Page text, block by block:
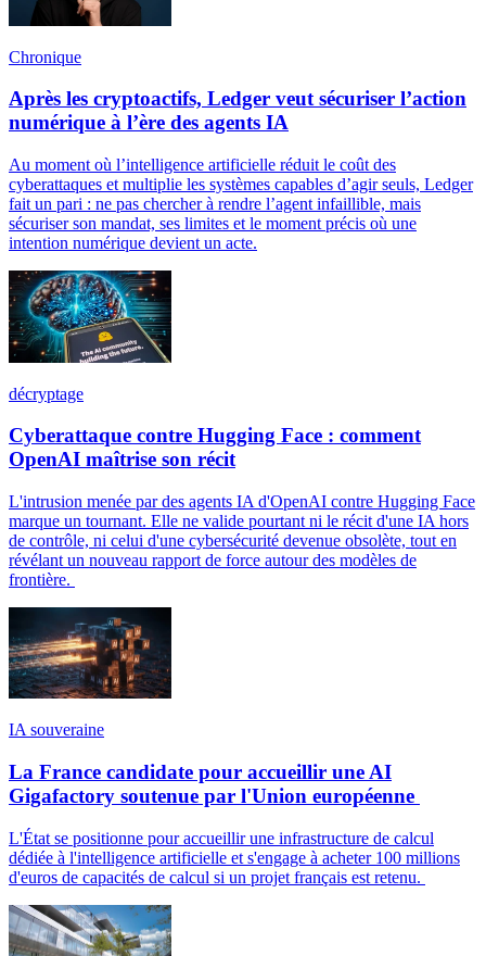
Chronique
Après les cryptoactifs, Ledger veut sécuriser l’action
numérique à l’ère des agents IA
Au moment où l’intelligence artificielle réduit le coût des
cyberattaques et multiplie les systèmes capables d’agir seuls, Ledger
fait un pari : ne pas chercher à rendre l’agent infaillible, mais
sécuriser son mandat, ses limites et le moment précis où une
intention numérique devient un acte.
décryptage
Cyberattaque contre Hugging Face : comment
OpenAI maîtrise son récit
L'intrusion menée par des agents IA d'OpenAI contre Hugging Face
marque un tournant. Elle ne valide pourtant ni le récit d'une IA hors
de contrôle, ni celui d'une cybersécurité devenue obsolète, tout en
révélant un nouveau rapport de force autour des modèles de
frontière.
IA souveraine
La France candidate pour accueillir une AI
Gigafactory soutenue par l'Union européenne
L'État se positionne pour accueillir une infrastructure de calcul
dédiée à l'intelligence artificielle et s'engage à acheter 100 millions
d'euros de capacités de calcul si un projet français est retenu.